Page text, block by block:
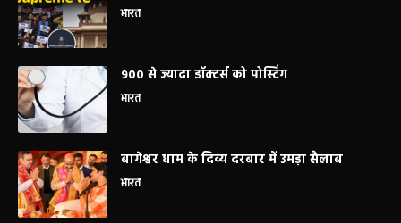
भारत
900 से ज्यादा डॉक्टर्स को पोस्टिंग
भारत
बागेश्वर धाम के दिव्य दरबार में उमड़ा सैलाब
भारत